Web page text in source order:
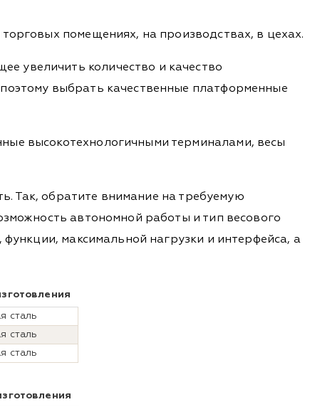
помещениях, на производствах, в цехах.
увеличить количество и качество
выбрать качественные платформенные
высокотехнологичными терминалами, весы
Так, обратите внимание на требуемую
автономной работы и тип весового
максимальной нагрузки и интерфейса, а
сталь
сталь
сталь